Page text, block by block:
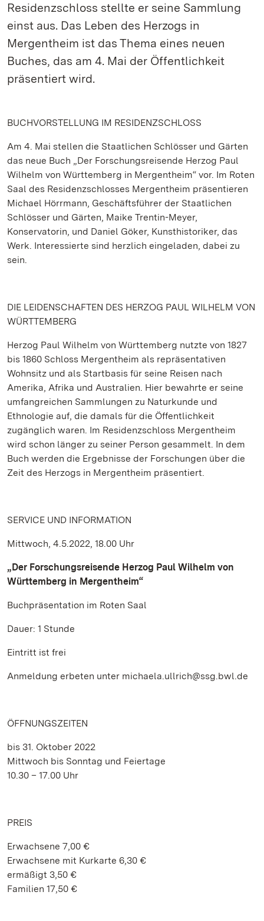
Residenzschloss stellte er seine Sammlung
einst aus. Das Leben des Herzogs in
Mergentheim ist das Thema eines neuen
Buches, das am 4. Mai der Öffentlichkeit
präsentiert wird.
BUCHVORSTELLUNG IM RESIDENZSCHLOSS
Am 4. Mai stellen die Staatlichen Schlösser und Gärten
das neue Buch „Der Forschungsreisende Herzog Paul
Wilhelm von Württemberg in Mergentheim“ vor. Im Roten
Saal des Residenzschlosses Mergentheim präsentieren
Michael Hörrmann, Geschäftsführer der Staatlichen
Schlösser und Gärten, Maike Trentin-Meyer,
Konservatorin, und Daniel Göker, Kunsthistoriker, das
Werk. Interessierte sind herzlich eingeladen, dabei zu
sein.
DIE LEIDENSCHAFTEN DES HERZOG PAUL WILHELM VON
WÜRTTEMBERG
Herzog Paul Wilhelm von Württemberg nutzte von 1827
bis 1860 Schloss Mergentheim als repräsentativen
Wohnsitz und als Startbasis für seine Reisen nach
Amerika, Afrika und Australien. Hier bewahrte er seine
umfangreichen Sammlungen zu Naturkunde und
Ethnologie auf, die damals für die Öffentlichkeit
zugänglich waren. Im Residenzschloss Mergentheim
wird schon länger zu seiner Person gesammelt. In dem
Buch werden die Ergebnisse der Forschungen über die
Zeit des Herzogs in Mergentheim präsentiert.
SERVICE UND INFORMATION
Mittwoch, 4.5.2022, 18.00 Uhr
„Der Forschungsreisende Herzog Paul Wilhelm von
Württemberg in Mergentheim“
Buchpräsentation im Roten Saal
Dauer: 1 Stunde
Eintritt ist frei
Anmeldung erbeten unter michaela.ullrich@ssg.bwl.de
ÖFFNUNGSZEITEN
bis 31. Oktober 2022
Mittwoch bis Sonntag und Feiertage
10.30 – 17.00 Uhr
PREIS
Erwachsene 7,00 €
Erwachsene mit Kurkarte 6,30 €
ermäßigt 3,50 €
Familien 17,50 €